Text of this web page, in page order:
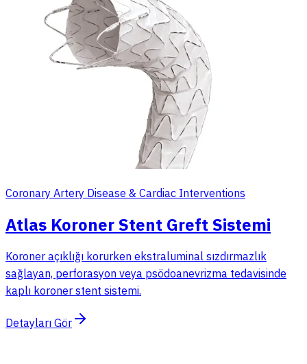
Coronary Artery Disease & Cardiac Interventions
Atlas Koroner Stent Greft Sistemi
Koroner açıklığı korurken ekstraluminal sızdırmazlık
sağlayan, perforasyon veya psödoanevrizma tedavisinde
kaplı koroner stent sistemi.
Detayları Gör